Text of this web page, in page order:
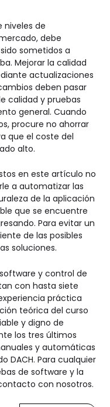
niveles de
debe
sometidos a
Mejorar la calidad
actualizaciones
deben pasar
calidad y pruebas
general. Cuando
procure no ahorrar
que el coste del
alto.
en este artículo no
a automatizar las
de la aplicación
que se encuentre
Para evitar un
de las posibles
soluciones.
y control de
con hasta siete
práctica
teórica del curso
y digno de
los tres últimos
y automáticas
DACH. Para cualquier
de software y la
con nosotros.